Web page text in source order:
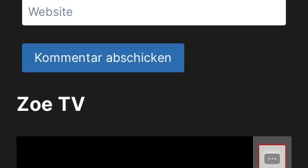
Website
Zoe TV